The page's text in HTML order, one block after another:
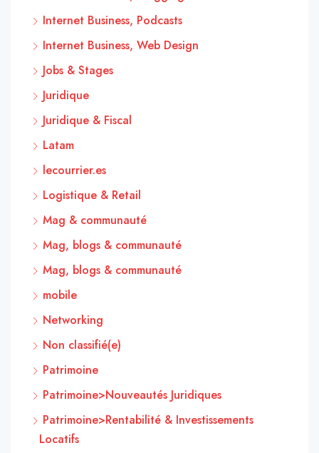
Internet Business, Podcasts
Internet Business, Web Design
Jobs & Stages
Juridique
Juridique & Fiscal
Latam
lecourrier.es
Logistique & Retail
Mag & communauté
Mag, blogs & communauté
Mag, blogs & communauté
mobile
Networking
Non classifié(e)
Patrimoine
Patrimoine>Nouveautés Juridiques
Patrimoine>Rentabilité & Investissements
Locatifs